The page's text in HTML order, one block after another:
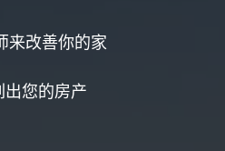
来改善你的家
出您的房产